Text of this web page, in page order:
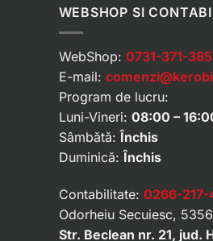
WEBSHOP SI
WebShop: 0731-371-385
E-mail:
Program de lucru:
Luni-Vineri: 08:00 –
Sâmbătă:Închis
Duminică:Închis
Contabilitate: 0266-217-
Odorheiu Secuiesc,
Str. Beclean nr. 21, jud.